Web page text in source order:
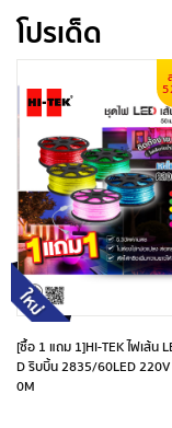
โปรเด็ด
[ซื้อ 1 แถม 1]HI-TEK ไฟเส้น
D ริบบิ้น 2835/60LED
0M